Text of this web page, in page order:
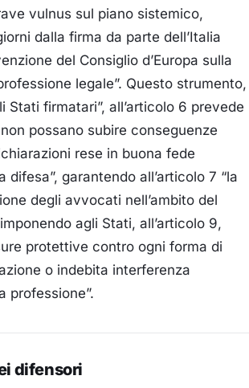
vulnus sul piano sistemico,
dalla firma da parte dell’Italia
del Consiglio d’Europa sulla
legale”. Questo strumento,
Stati firmatari”, all’articolo 6 prevede
possano subire conseguenze
rese in buona fede
difesa”, garantendo all’articolo 7 “la
degli avvocati nell’ambito del
agli Stati, all’articolo 9,
protettive contro ogni forma di
o indebita interferenza
professione”.
difensori